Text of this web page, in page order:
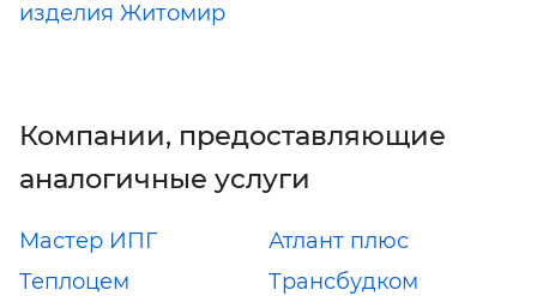
изделия Житомир
Компании, предоставляющие
аналогичные услуги
Мастер ИПГ
Атлант плюс
Теплоцем
Трансбудком